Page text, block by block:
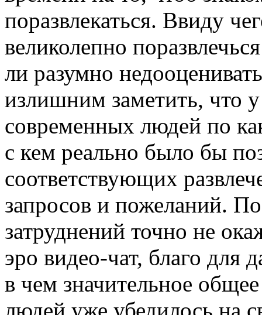
поразвлекаться. Ввиду
великолепно
ли разумно
излишним заметить, что
современных людей по
с кем реально было бы
соответствующих
запросов и пожеланий.
затруднений точно не
эро видео-чат, благо для
в чем значительное